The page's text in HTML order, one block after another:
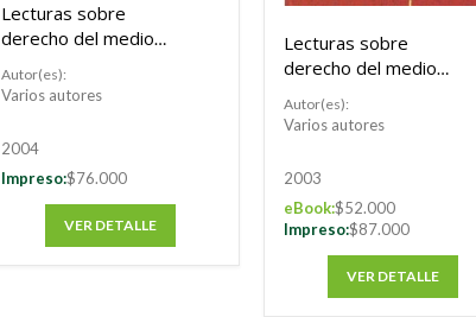
Lecturas sobre
derecho del medio
ambiente. Tomo V
Autor(es):
Varios autores
2004
Impreso:$76.000
VER DETALLE
Lecturas sobre
derecho del medio
ambiente. Tomo IV
Autor(es):
Varios autores
2003
eBook:$52.000
Impreso:$87.000
VER DETALLE